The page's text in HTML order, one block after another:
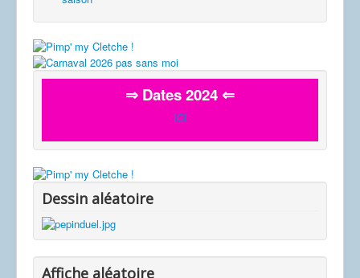
⇒ Dates 2024 ⇐
ICI
Dessin aléatoire
Affiche aléatoire